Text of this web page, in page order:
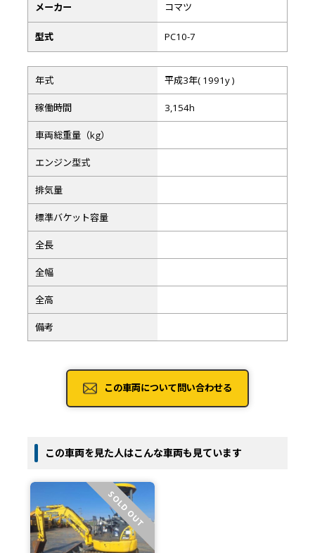
メーカー コマツ
型式 PC10-7
年式 平成3年( 1991y )
稼働時間 3,154h
車両総重量（kg）
エンジン型式
排気量
標準バケット容量
全長
全幅
全高
備考
この車両について問い合わせる
この車両を見た人はこんな車両も見ています
SOLD OUT